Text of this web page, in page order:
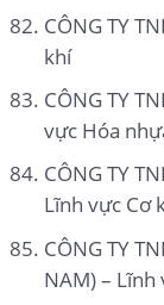
CÔNG TY
khí
CÔNG TY
vực Hóa
CÔNG TY
Lĩnh vực Cơ
CÔNG TY
NAM) –